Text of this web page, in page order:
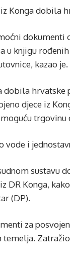
Konga dobila
dokumenti
u knjigu
kazao je.
dobila
djece iz
trgovinu
vode i
sustavu
DR Konga,
(DP).
za